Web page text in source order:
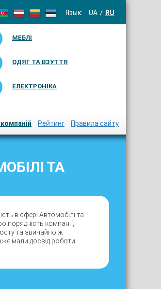
Язык: UA RU
МЕБЛІ
ОДЯГ ТА ВЗУТТЯ
ЕЛЕКТРОНІКА
Рейтинг Правила сайту
ТА
в сфері Автомобілі та
компанії,
та звичайно ж
мали досвід роботи.